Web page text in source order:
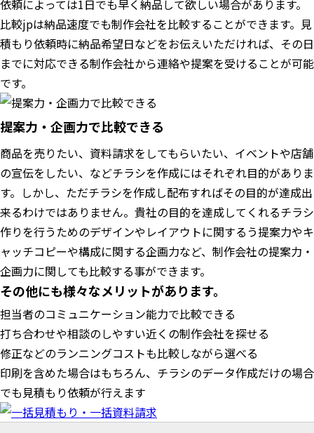
依頼によっては1日でも早く納品して欲しい場合があります。
比較jpは納品速度でも制作会社を比較することができます。見
積もり依頼時に納品希望日などをお伝えいただければ、その日
までに対応できる制作会社から連絡や提案を受けることが可能
です。
提案力・企画力で比較できる
商品を売りたい、資料請求をしてもらいたい、イベントや店舗
の宣伝をしたい、などチラシを作成にはそれぞれ目的がありま
す。しかし、ただチラシを作成し配布すればその目的が達成出
来るわけではありません。貴社の目的を達成してくれるチラシ
作りを行うためのデザインやレイアウトに関するう提案力やキ
ャッチコピーや構成に関する企画力など、制作会社の提案力・
企画力に関しても比較する事ができます。
その他にも様々なメリットがあります。
担当者のコミュニケーション能力で比較できる
打ち合わせや相談のしやすい近くの制作会社を探せる
修正などのランニングコストも比較しながら選べる
印刷を含めた場合はもちろん、チラシのデータ作成だけの場合
でも見積もり依頼が行えます